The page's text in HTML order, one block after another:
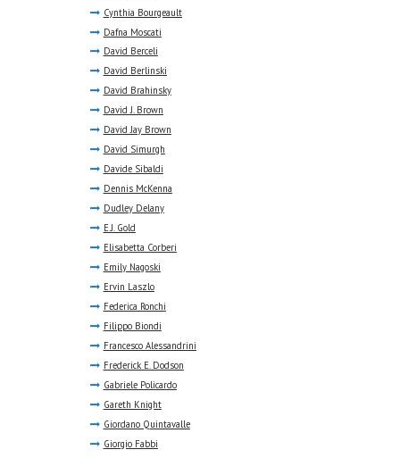
Cynthia Bourgeault
Dafna Moscati
David Berceli
David Berlinski
David Brahinsky
David J. Brown
David Jay Brown
David Simurgh
Davide Sibaldi
Dennis McKenna
Dudley Delany
E.J. Gold
Elisabetta Corberi
Emily Nagoski
Ervin Laszlo
Federica Ronchi
Filippo Biondi
Francesco Alessandrini
Frederick E. Dodson
Gabriele Policardo
Gareth Knight
Giordano Quintavalle
Giorgio Fabbi